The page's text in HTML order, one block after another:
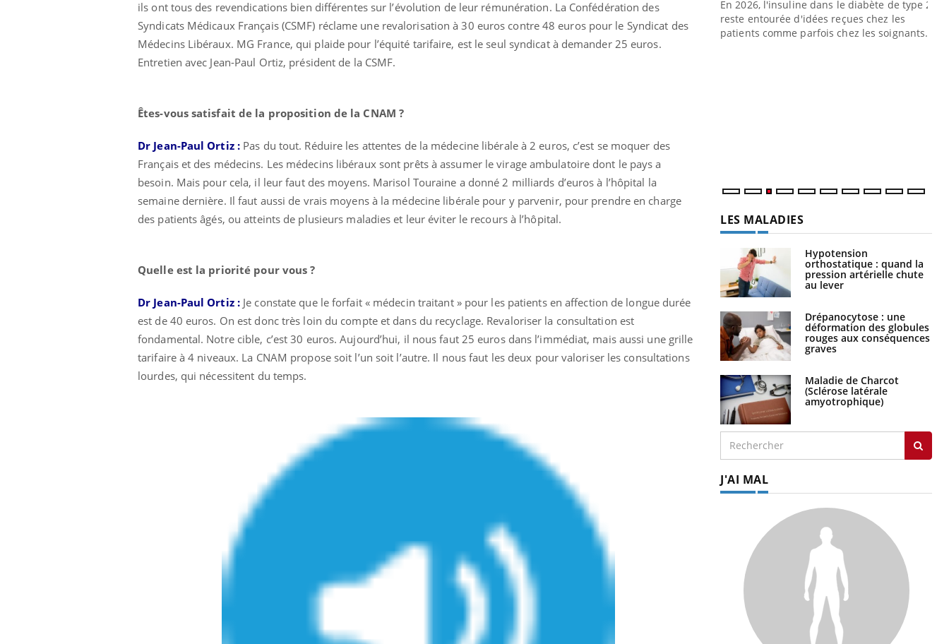
ils ont tous des revendications bien différentes sur l’évolution de leur rémunération. La Confédération des
Syndicats Médicaux Français (CSMF) réclame une revalorisation à 30 euros contre 48 euros pour le Syndicat des
Médecins Libéraux. MG France, qui plaide pour l’équité tarifaire, est le seul syndicat à demander 25 euros.
Entretien avec Jean-Paul Ortiz, président de la CSMF.
Êtes-vous satisfait de la proposition de la CNAM ?
Dr Jean-Paul Ortiz : Pas du tout. Réduire les attentes de la médecine libérale à 2 euros, c’est se moquer des
Français et des médecins. Les médecins libéraux sont prêts à assumer le virage ambulatoire dont le pays a
besoin. Mais pour cela, il leur faut des moyens. Marisol Touraine a donné 2 milliards d’euros à l’hôpital la
semaine dernière. Il faut aussi de vrais moyens à la médecine libérale pour y parvenir, pour prendre en charge
des patients âgés, ou atteints de plusieurs maladies et leur éviter le recours à l’hôpital.
Quelle est la priorité pour vous ?
Dr Jean-Paul Ortiz : Je constate que le forfait « médecin traitant » pour les patients en affection de longue durée
est de 40 euros. On est donc très loin du compte et dans du recyclage. Revaloriser la consultation est
fondamental. Notre cible, c’est 30 euros. Aujourd’hui, il nous faut 25 euros dans l’immédiat, mais aussi une grille
tarifaire à 4 niveaux. La CNAM propose soit l’un soit l’autre. Il nous faut les deux pour valoriser les consultations
lourdes, qui nécessitent du temps.
Il y a des sujets qui sont faciles à aborder...
d'autres non ! D'un côté, poser des
questions sur la maladie d'un proche c'est
montrer ...
Fatigue, irritabilité, brouillard mental ou
même alopécie… Les symptômes de la
carence en fer sont multiples ce qui la rend
...
En 2026, l'insuline dans le diabète de type 2
reste entourée d'idées reçues chez les
patients comme parfois chez les soignants.
LES MALADIES
Hypotension
orthostatique : quand la
pression artérielle chute
au lever
Drépanocytose : une
déformation des globules
rouges aux conséquences
graves
Maladie de Charcot
(Sclérose latérale
amyotrophique)
J'AI MAL